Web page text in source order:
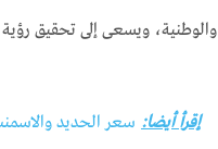
والوطنية، ويسعى إلى تحقيق
إقرأ أيضا: سعر الحديد والاسمنت